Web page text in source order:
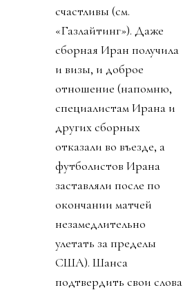
счастливы (см.
«Газлайтинг»). Даже
сборная Иран получила
и визы, и доброе
отношение (напомню,
специалистам Ирана и
других сборных
отказали во въезде, а
футболистов Ирана
заставляли после по
окончании матчей
незамедлительно
улетать за пределы
США). Шанса
подтвердить свои слова